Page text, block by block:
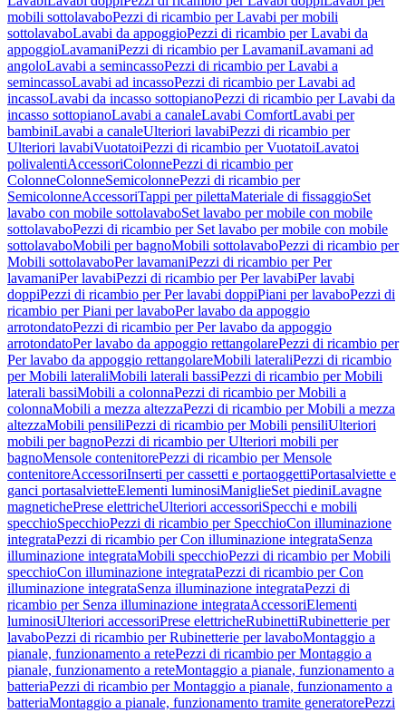
mobili sottolavaboPezzi di ricambio per Lavabi per mobili
sottolavaboLavabi da appoggioPezzi di ricambio per Lavabi da
appoggioLavamaniPezzi di ricambio per LavamaniLavamani ad
angoloLavabi a semincassoPezzi di ricambio per Lavabi a
semincassoLavabi ad incassoPezzi di ricambio per Lavabi ad
incassoLavabi da incasso sottopianoPezzi di ricambio per Lavabi da
incasso sottopianoLavabi a canaleLavabi ComfortLavabi per
bambiniLavabi a canaleUlteriori lavabiPezzi di ricambio per
Ulteriori lavabiVuotatoiPezzi di ricambio per VuotatoiLavatoi
polivalentiAccessoriColonnePezzi di ricambio per
ColonneColonneSemicolonnePezzi di ricambio per
SemicolonneAccessoriTappi per pilettaMateriale di fissaggioSet
lavabo con mobile sottolavaboSet lavabo per mobile con mobile
sottolavaboPezzi di ricambio per Set lavabo per mobile con mobile
sottolavaboMobili per bagnoMobili sottolavaboPezzi di ricambio per
Mobili sottolavaboPer lavamaniPezzi di ricambio per Per
lavamaniPer lavabiPezzi di ricambio per Per lavabiPer lavabi
doppiPezzi di ricambio per Per lavabi doppiPiani per lavaboPezzi di
ricambio per Piani per lavaboPer lavabo da appoggio
arrotondatoPezzi di ricambio per Per lavabo da appoggio
arrotondatoPer lavabo da appoggio rettangolarePezzi di ricambio per
Per lavabo da appoggio rettangolareMobili lateraliPezzi di ricambio
per Mobili lateraliMobili laterali bassiPezzi di ricambio per Mobili
laterali bassiMobili a colonnaPezzi di ricambio per Mobili a
colonnaMobili a mezza altezzaPezzi di ricambio per Mobili a mezza
altezzaMobili pensiliPezzi di ricambio per Mobili pensiliUlteriori
mobili per bagnoPezzi di ricambio per Ulteriori mobili per
bagnoMensole contenitorePezzi di ricambio per Mensole
contenitoreAccessoriInserti per cassetti e portaoggettiPortasalviette e
ganci portasalvietteElementi luminosiManiglieSet piediniLavagne
magnetichePrese elettricheUlteriori accessoriSpecchi e mobili
specchioSpecchioPezzi di ricambio per SpecchioCon illuminazione
integrataPezzi di ricambio per Con illuminazione integrataSenza
illuminazione integrataMobili specchioPezzi di ricambio per Mobili
specchioCon illuminazione integrataPezzi di ricambio per Con
illuminazione integrataSenza illuminazione integrataPezzi di
ricambio per Senza illuminazione integrataAccessoriElementi
luminosiUlteriori accessoriPrese elettricheRubinettiRubinetterie per
lavaboPezzi di ricambio per Rubinetterie per lavaboMontaggio a
pianale, funzionamento a retePezzi di ricambio per Montaggio a
pianale, funzionamento a reteMontaggio a pianale, funzionamento a
batteriaPezzi di ricambio per Montaggio a pianale, funzionamento a
batteriaMontaggio a pianale, funzionamento tramite generatorePezzi